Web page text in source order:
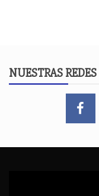
NUESTRAS REDES